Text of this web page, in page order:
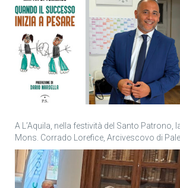
A L’Aquila, nella festività del Santo Patrono,
Mons. Corrado Lorefice, Arcivescovo di